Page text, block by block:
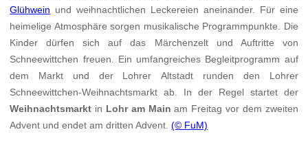
Glühwein und weihnachtlichen Leckereien aneinander. Für eine
heimelige Atmosphäre sorgen musikalische Programmpunkte. Die
Kinder dürfen sich auf das Märchenzelt und Auftritte von
Schneewittchen freuen. Ein umfangreiches Begleitprogramm auf
dem Markt und der Lohrer Altstadt runden den Lohrer
Schneewittchen-Weihnachtsmarkt ab. In der Regel startet der
Weihnachtsmarkt in Lohr am Main am Freitag vor dem zweiten
Advent und endet am dritten Advent.(© FuM)